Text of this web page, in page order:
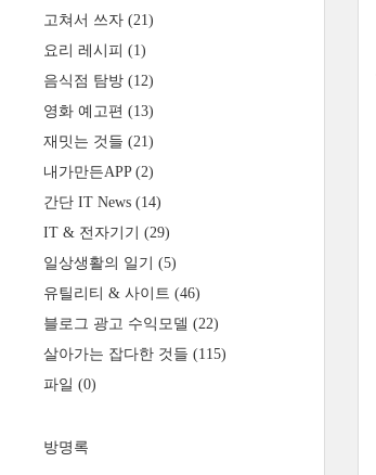
고쳐서 쓰자 (21)
요리 레시피 (1)
음식점 탐방 (12)
영화 예고편 (13)
재밋는 것들 (21)
내가만든APP (2)
간단 IT News (14)
IT & 전자기기 (29)
일상생활의 일기 (5)
유틸리티 & 사이트 (46)
블로그 광고 수익모델 (22)
살아가는 잡다한 것들 (115)
파일 (0)
방명록